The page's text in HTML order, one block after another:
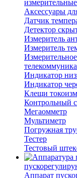
Аксессуары
Датчик
Детектор
Измеритель
Измеритель
Индикатор
Индикатор
Клещи
Контрольный
Мегаомметр
Мультиметр
Погружная
Тестер
Тестовый
Аппарат